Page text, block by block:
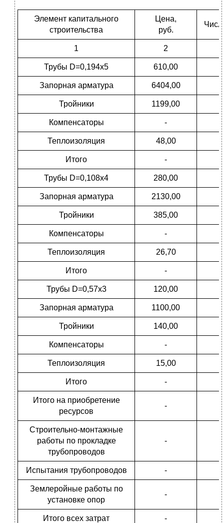
Элемент капитального
строительства
Цена,
руб.
1 2
Трубы D=0,194х5 610,00
Запорная арматура 6404,00
Тройники 1199,00
Компенсаторы -
Теплоизоляция 48,00
Итого -
Трубы D=0,108х4 280,00
Запорная арматура 2130,00
Тройники 385,00
Компенсаторы -
Теплоизоляция 26,70
Итого -
Трубы D=0,57х3 120,00
Запорная арматура 1100,00
Тройники 140,00
Компенсаторы -
Теплоизоляция 15,00
Итого -
Итого на приобретение
ресурсов
-
Строительно-монтажные
работы по прокладке
трубопроводов
-
Испытания трубопроводов -
Землеройные работы по
установке опор
-
Итого всех затрат -